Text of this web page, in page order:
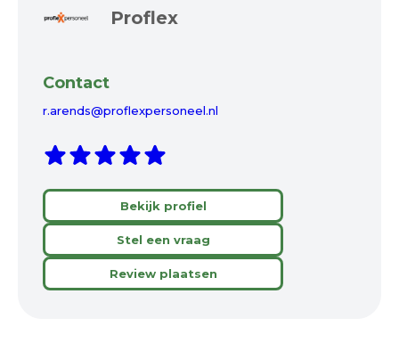
Proflex
Contact
r.arends@proflexpersoneel.nl
Bekijk profiel
Stel een vraag
Review plaatsen